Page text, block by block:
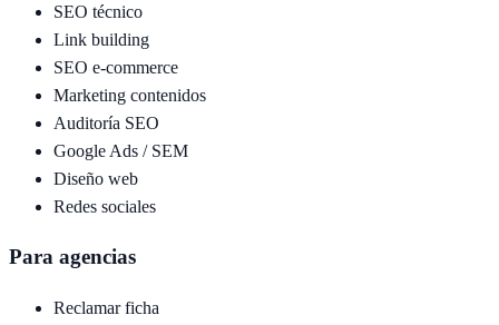
SEO técnico
Link building
SEO e-commerce
Marketing contenidos
Auditoría SEO
Google Ads / SEM
Diseño web
Redes sociales
Para agencias
Reclamar ficha